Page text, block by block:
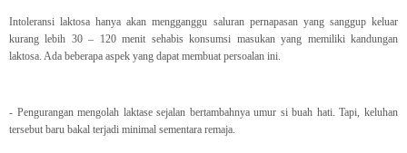
Intoleransi laktosa hanya akan mengganggu saluran pernapasan yang sanggup keluar
kurang lebih 30 – 120 menit sehabis konsumsi masukan yang memiliki kandungan
laktosa. Ada beberapa aspek yang dapat membuat persoalan ini.
- Pengurangan mengolah laktase sejalan bertambahnya umur si buah hati. Tapi, keluhan
tersebut baru bakal terjadi minimal sementara remaja.